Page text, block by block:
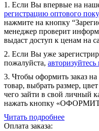
1. Если Вы впервые на
регистрацию оптового
нажмите на кнопку
менеджер проверит
выдаст доступ к ценам на
2. Если Вы уже
пожалуйста, авторизуйтесь
3. Чтобы оформить заказ
товар, выбрать размер,
чего зайти в свой личный
нажать кнопку
Читать подробнее
Оплата заказа: